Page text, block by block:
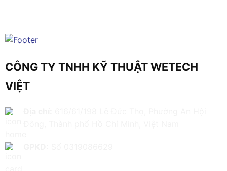
CÔNG TY TNHH KỸ THUẬT WETECH
VIỆT